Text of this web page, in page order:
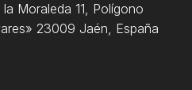
Moraleda 11, Polígono
23009 Jaén, España